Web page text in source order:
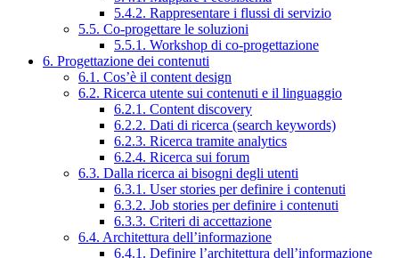
5.4.2. Rappresentare i flussi di servizio
5.5. Co-progettare le soluzioni
5.5.1. Workshop di co-progettazione
6. Progettazione dei contenuti
6.1. Cos’è il content design
6.2. Ricerca utente sui contenuti e il linguaggio
6.2.1. Content discovery
6.2.2. Dati di ricerca (search keywords)
6.2.3. Ricerca tramite analytics
6.2.4. Ricerca sui forum
6.3. Dalla ricerca ai bisogni degli utenti
6.3.1. User stories per definire i contenuti
6.3.2. Job stories per definire i contenuti
6.3.3. Criteri di accettazione
6.4. Architettura dell’informazione
6.4.1. Definire l’architettura dell’informazione